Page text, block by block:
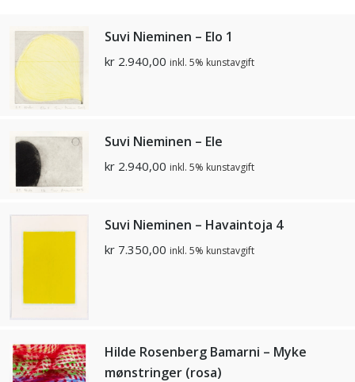
Suvi Nieminen – Elo 1
kr 2.940,00 inkl. 5% kunstavgift
Suvi Nieminen – Ele
kr 2.940,00 inkl. 5% kunstavgift
Suvi Nieminen – Havaintoja 4
kr 7.350,00 inkl. 5% kunstavgift
Hilde Rosenberg Bamarni – Myke
mønstringer (rosa)